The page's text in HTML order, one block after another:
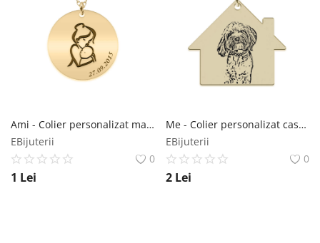
Autentificare
Înregistrare
Ami - Colier personalizat mama si bebe din Aur galben 14 karate - 16mm
EBijuterii
0
1 Lei
Me - Colier personalizat casuta cu fotografie din aur 14 karate - 20x25mm
EBijuterii
0
2 Lei